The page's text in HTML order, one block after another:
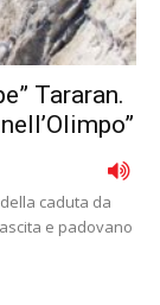
Tararan.
caduta da
e padovano